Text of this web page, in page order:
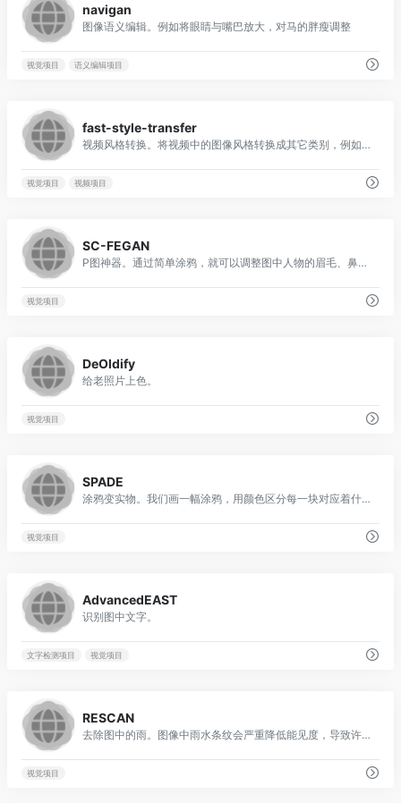
navigan
图像语义编辑。例如将眼睛与嘴巴放大，对马的胖瘦调整
视觉项目 语义编辑项目
fast-style-transfer
视频风格转换。将视频中的图像风格转换成其它类别，例如油画风格，卡通风格等等。
视觉项目 视频项目
SC-FEGAN
P图神器。通过简单涂鸦，就可以调整图中人物的眉毛、鼻梁、脸型、嘴型眼睛大小，当然头发也是可以生成的(光头变成浓密秀发~)，另外还可以生成耳饰。
视觉项目
DeOldify
给老照片上色。
视觉项目
SPADE
涂鸦变实物。我们画一幅涂鸦，用颜色区分每一块对应着什么物体，它就能照着我们的空间布局思路，合成以假乱真的真实世界效果图。 在AI界这叫做叫“语义布局”。
视觉项目
AdvancedEAST
识别图中文字。
文字检测项目 视觉项目
RESCAN
去除图中的雨。图像中雨水条纹会严重降低能见度，导致许多当前的计算机视觉算法无法工作，比如在自动驾驶场景下图像去雨就变得非常重要。
视觉项目